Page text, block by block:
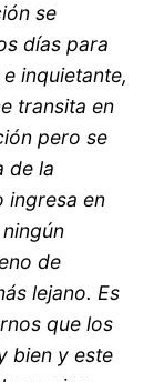
se
días para
inquietante,
transita en
pero se
de la
ingresa en
de
lejano. Es
que los
bien y este